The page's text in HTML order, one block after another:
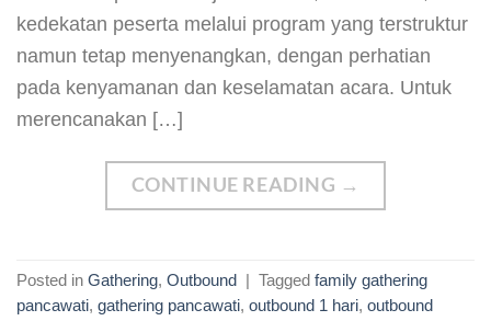
kedekatan peserta melalui program yang terstruktur
namun tetap menyenangkan, dengan perhatian
pada kenyamanan dan keselamatan acara. Untuk
merencanakan […]
CONTINUE READING →
Posted in Gathering, Outbound Tagged family gathering
pancawati, gathering pancawati, outbound 1 hari, outbound